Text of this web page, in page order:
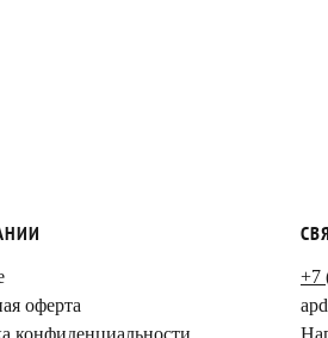
оферта
конфиденциальности
+7